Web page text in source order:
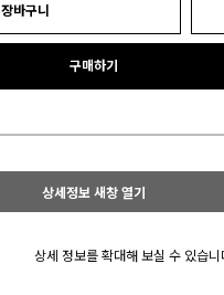
장바구니
구매하기
상세정보 새창 열기
상세 정보를 확대해 보실 수 있습니